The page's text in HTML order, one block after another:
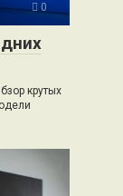
0
крутых